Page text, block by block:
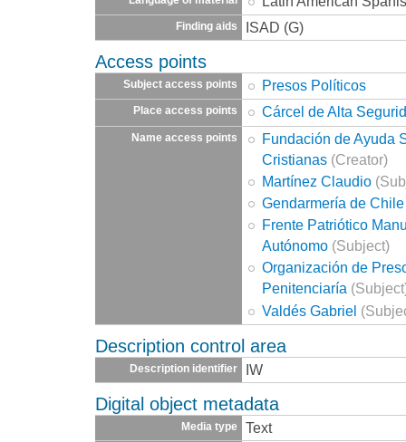
Finding aids ISAD (G)
Access points
Subject access points Presos Políticos
Place access points Cárcel de Alta
Name access points
Fundación de Ayuda
Cristianas (Creator)
Martínez Claudio
Gendarmería de Chile
Frente Patriótico
Autónomo (Subject)
Organización de
Penitenciaría
Valdés Gabriel
Description control area
Description identifier IW
Digital object metadata
Media type Text